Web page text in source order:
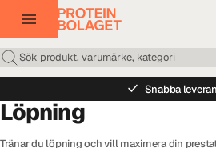
Snabba
Löpning
Tränar du löpning och vill maximera din